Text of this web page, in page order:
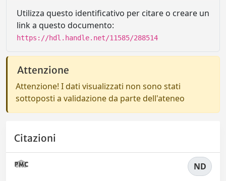
Utilizza questo identificativo per citare o creare un
link a questo documento:
https://hdl.handle.net/11585/288514
Attenzione
Attenzione! I dati visualizzati non sono stati
sottoposti a validazione da parte dell'ateneo
Citazioni
ND